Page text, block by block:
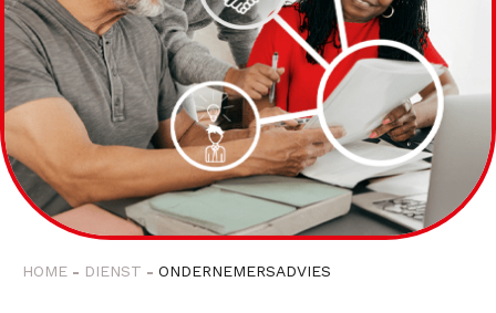
HOME DIENST ONDERNEMERSADVIES